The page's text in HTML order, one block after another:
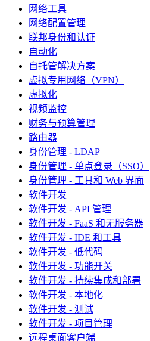
网络工具
网络配置管理
联邦身份和认证
自动化
自托管解决方案
虚拟专用网络（VPN）
虚拟化
视频监控
财务与预算管理
路由器
身份管理 - LDAP
身份管理 - 单点登录（SSO）
身份管理 - 工具和 Web 界面
软件开发
软件开发 - API 管理
软件开发 - FaaS 和无服务器
软件开发 - IDE 和工具
软件开发 - 低代码
软件开发 - 功能开关
软件开发 - 持续集成和部署
软件开发 - 本地化
软件开发 - 测试
软件开发 - 项目管理
远程桌面客户端